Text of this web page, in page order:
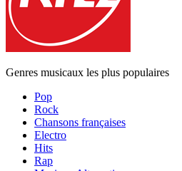
Genres musicaux les plus populaires
Pop
Rock
Chansons françaises
Electro
Hits
Rap